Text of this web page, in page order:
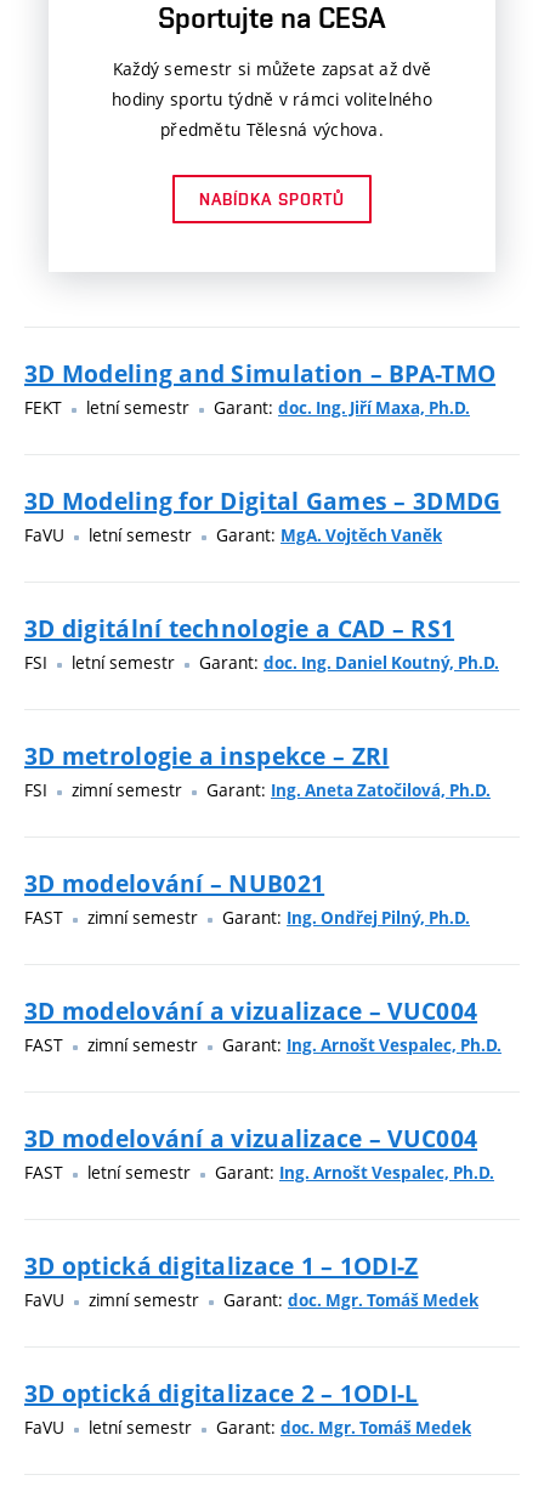
Sportujte na CESA
Každý semestr si můžete zapsat až dvě
hodiny sportu týdně v rámci volitelného
předmětu Tělesná výchova.
NABÍDKA SPORTŮ
3D Modeling and Simulation – BPA-TMO
FEKT letní semestr Garant: doc. Ing. Jiří Maxa, Ph.D.
3D Modeling for Digital Games – 3DMDG
FaVU letní semestr Garant: MgA. Vojtěch Vaněk
3D digitální technologie a CAD – RS1
FSI letní semestr Garant: doc. Ing. Daniel Koutný, Ph.D.
3D metrologie a inspekce – ZRI
FSI zimní semestr Garant: Ing. Aneta Zatočilová, Ph.D.
3D modelování – NUB021
FAST zimní semestr Garant: Ing. Ondřej Pilný, Ph.D.
3D modelování a vizualizace – VUC004
FAST zimní semestr Garant: Ing. Arnošt Vespalec, Ph.D.
3D modelování a vizualizace – VUC004
FAST letní semestr Garant: Ing. Arnošt Vespalec, Ph.D.
3D optická digitalizace 1 – 1ODI-Z
FaVU zimní semestr Garant: doc. Mgr. Tomáš Medek
3D optická digitalizace 2 – 1ODI-L
FaVU letní semestr Garant: doc. Mgr. Tomáš Medek